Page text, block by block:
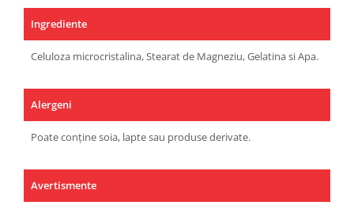
Ingrediente
Celuloza microcristalina, Stearat de Magneziu, Gelatina si Apa.
Alergeni
Poate conține soia, lapte sau produse derivate.
Avertismente